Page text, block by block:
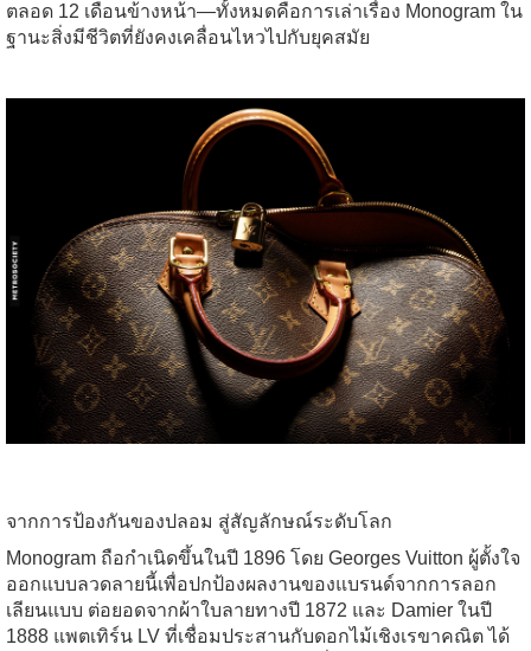
ตลอด 12 เดือนข้างหน้า—ทั้งหมดคือการเล่าเรื่อง Monogram ใน
ฐานะสิ่งมีชีวิตที่ยังคงเคลื่อนไหวไปกับยุคสมัย
จากการป้องกันของปลอม สู่สัญลักษณ์ระดับโลก
Monogram ถือกำเนิดขึ้นในปี 1896 โดย Georges Vuitton ผู้ตั้งใจ
ออกแบบลวดลายนี้เพื่อปกป้องผลงานของแบรนด์จากการลอก
เลียนแบบ ต่อยอดจากผ้าใบลายทางปี 1872 และ Damier ในปี
1888 แพตเทิร์น LV ที่เชื่อมประสานกับดอกไม้เชิงเรขาคณิต ได้